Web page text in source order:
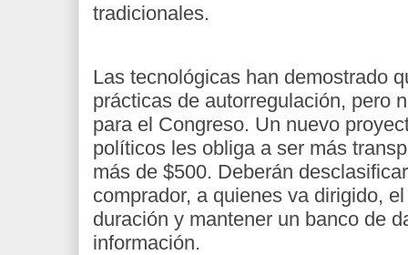
tradicionales.
Las tecnológicas han demostrado
prácticas de autorregulación, pero
para el Congreso. Un nuevo
políticos les obliga a ser más
más de $500. Deberán
comprador, a quienes va dirigido,
duración y mantener un banco de
información.